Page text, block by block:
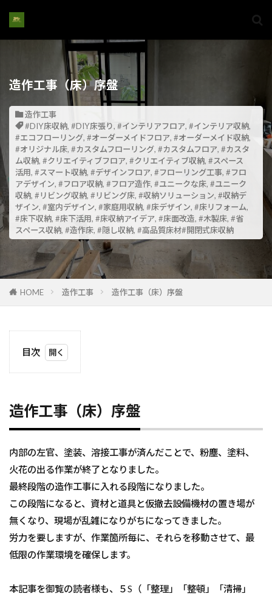
造作工事（床）序盤
造作工事
#DIY床収納, #DIY床張り, #インテリアフロア, #インテリア収納,
#エコフローリング, #オーダーメイドフロア, #オーダーメイド収納,
#オリジナル床, #カスタムフローリング, #カスタムフロア, #カスタ
ム収納, #クリエイティブフロア, #クリエイティブ収納, #スペース
活用, #スマート収納, #デザインフロア, #フローリング工事, #フロ
アデザイン, #フロア収納, #フロア造作, #ユニークな床, #ユニーク
収納, #リビング収納, #リビング床, #収納ソリューション, #収納デ
ザイン, #室内デザイン, #家庭用収納, #床デザイン, #床リフォーム,
#床下収納, #床下活用, #床収納アイデア, #床面改造, #木製床, #省
スペース収納, #造作床, #隠し収納, #高品質床材#開閉式床収納
HOME 造作工事 造作工事（床）序盤
目次
（床）
序盤
造作工事（床）序盤
内部の左官、塗装、溶接工事が済んだことで、粉塵、塗料、
火花の出る作業が終了となりました。
最終段階の造作工事に入れる段階になりました。
この段階になると、資材と道具と仮撤去設備機材の置き場が
無くなり、現場が乱雑になりがちになってきました。
労力を要しますが、作業箇所毎に、それらを移動させて、最
低限の作業環境を確保します。
本記事を御覧の読者様も、５S（「整理」「整頓」「清掃」